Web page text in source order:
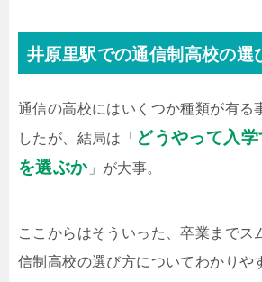
井原里駅での通信制高校の選
通信の高校にはいくつか種類が有る
したが、結局は「 どうやって入
を選ぶか」が大事。
ここからはそういった、卒業までス
信制高校の選び方についてわかりや